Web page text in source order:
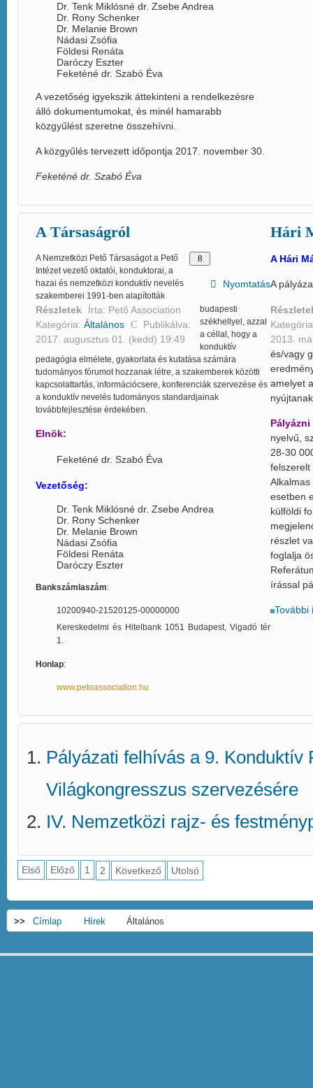
Dr. Tenk Miklósné dr. Zsebe Andrea
Dr. Rony Schenker
Dr. Melanie Brown
Nádasi Zsófia
Földesi Renáta
Daróczy Eszter
Feketéné dr. Szabó Éva
A vezetőség igyekszik áttekinteni a rendelkezésre
álló dokumentumokat, és minél hamarabb
közgyűlést szeretne összehívni.
A közgyűlés tervezett időpontja 2017. november 30.
Feketéné dr. Szabó Éva
A Társaságról
Nyomtatás
Részletek Írta: Pető Association
Kategória: Általános
Publikálva:
2017. augusztus 01. (kedd) 19:49
A Nemzetközi Pető Társaságot a Pető
Intézet vezető oktatói, konduktorai, a
hazai és nemzetközi konduktív nevelés
szakemberei 1991-ben alapították
budapesti
székhellyel, azzal
a céllal, hogy a
konduktív
pedagógia elmélete, gyakorlata és kutatása számára
tudományos fórumot hozzanak létre, a szakemberek közötti
kapcsolattartás, információcsere, konferenciák szervezése és
a konduktív nevelés tudományos standardjainak
továbbfejlesztése érdekében.
Elnök:
Feketéné dr. Szabó Éva
Vezetőség:
Dr. Tenk Miklósné dr. Zsebe Andrea
Dr. Rony Schenker
Dr. Melanie Brown
Nádasi Zsófia
Földesi Renáta
Daróczy Eszter
Bankszámlaszám:
10200940-21520125-00000000
Kereskedelmi és Hitelbank 1051 Budapest, Vigadó tér
1.
Honlap:
www.petoassociation.hu
Hári
2013.
A Hári
A
és/vagy
amelyet
nyelvű,
28-30
felszerelt
esetben
külföldi
részlet
foglalja
írással
További
Pályázati felhívás a 9. Konduktív
Világkongresszus szervezésére
IV. Nemzetközi rajz- és
Első Előző 1 2 Következő Utolsó
>> Címlap Hírek Általános